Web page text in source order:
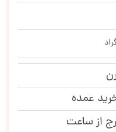
عمده
از ساعت